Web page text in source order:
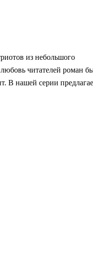
из небольшого
читателей роман
В нашей серии